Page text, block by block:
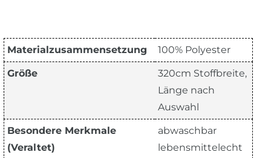
Materialzusammensetzung 100% Polyester
Größe
320cm Stoffbreite,
Länge nach
Auswahl
Besondere Merkmale
(Veraltet)
abwaschbar
lebensmittelecht